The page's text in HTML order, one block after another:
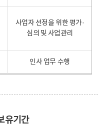
사업자 선정을 위한 평가·
심의 및 사업관리
인사 업무 수행
유기간